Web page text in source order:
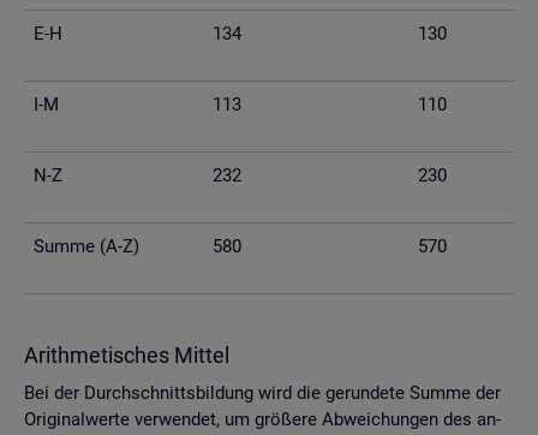
E-H 134 130
I-M 113 110
N-Z 232 230
Summe (A-Z) 580 570
Arith­me­ti­sches Mit­tel
Bei der Durch­schnitts­bil­dung wird die ge­run­de­te Summe der
Ori­gi­nal­wer­te ver­wen­det, um grö­ße­re Ab­wei­chun­gen des an­